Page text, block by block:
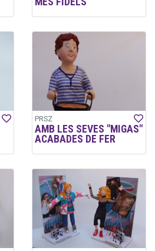
PRSZ
AMB LES SEVES "MIGAS"
ACABADES DE FER